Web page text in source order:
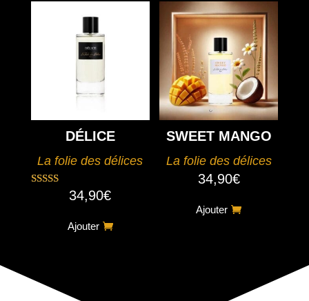
DÉLICE
La folie des délices
Note34,90€
Ajouter
SWEET MANGO
La folie des délices
34,90€
Ajouter